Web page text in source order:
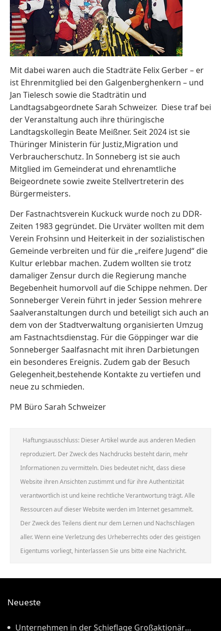
Mit dabei waren auch die Stadträte Felix Gerber – er
ist Ehrenmitglied bei den Galgenberghenkern – und
Jan Tielesch sowie die Stadträtin und
Landtagsabgeordnete Sarah Schweizer. Diese traf bei
der Veranstaltung auch ihre thüringische
Landtagskollegin Beate Meißner. Seit 2024 ist sie
Thüringer Ministerin für Justiz,Migration und
Verbraucherschutz. In Sonneberg ist sie auch
Mitglied im Gemeinderat und ehrenamtliche
Beigeordnete sowie zweite Stellvertreterin des
Bürgermeisters.
Der Fastnachtsverein Kuckuck wurde noch zu DDR-
Zeiten 1983 gegründet. Die Urväter wollten mit dem
Verein Frohsinn und Heiterkeit in der sozialistischen
Gemeinde verbreiten und für die „reifere Jugend“ die
Kultur erlebbar machen. Zudem wollten sie trotz
damaliger Zensur durch die Regierung manche
Begebenheit humorvoll auf die Schippe nehmen. Der
Sonneberger Verein führt in jeder Session mehrere
Saalveranstaltungen durch und beteiligt sich auch an
dem von der Stadtverwaltung organisierten Umzug
am Fastnachtsdienstag. Für die Göppinger war die
Sonneberger Saalfasnacht mit ihren Darbietungen
ein besonderes Ereignis. Zudem gab der Besuch
Gelegenheit,bestehende Kontakte zu vertiefen und
neue zu schmieden.
PM Büro Sarah Schweizer
Haftungsausschluss: Dieser Artikel wurde aus anderen Medien
reproduziert. Der Zweck des Nachdrucks besteht darin, mehr
Informationen zu vermitteln. Dies bedeutet nicht, dass diese
Website ihren Ansichten zustimmt und für ihre Authentizität
verantwortlich ist und keine rechtliche Verantwortung trägt. Alle
Ressourcen auf dieser Website werden im Internet gesammelt.
Der Zweck des Teilens dient nur dem Lernen und Nachschlagen
aller. Wenn eine Verletzung des Urheberrechts oder des geistigen
Eigentums vorliegt, hinterlassen Sie uns bitte eine Nachricht.
Neueste
Unternehmen in der Schieflage Großaktionär